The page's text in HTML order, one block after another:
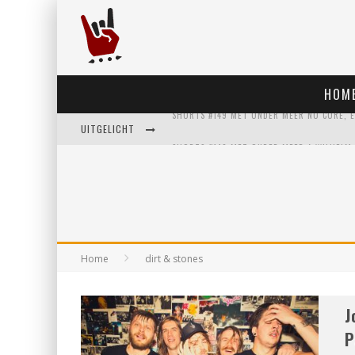
UITGELICHT
Home dirt & stones